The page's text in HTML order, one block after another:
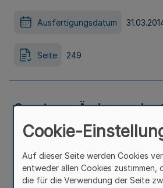
Ausfertigungsdatum
Seite 249
Gesetz zur Änderung des
die Gewährung einer
freiwillige, erhöhte
Regelarbeitszeit im
Cookie-
Auf dieser Seite werden Cookies
entweder allen Cookies zustimmen,
die für die Verwendung der Seite